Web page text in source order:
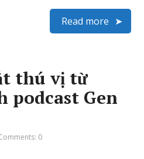
Read more
thú vị từ
podcast Gen
0